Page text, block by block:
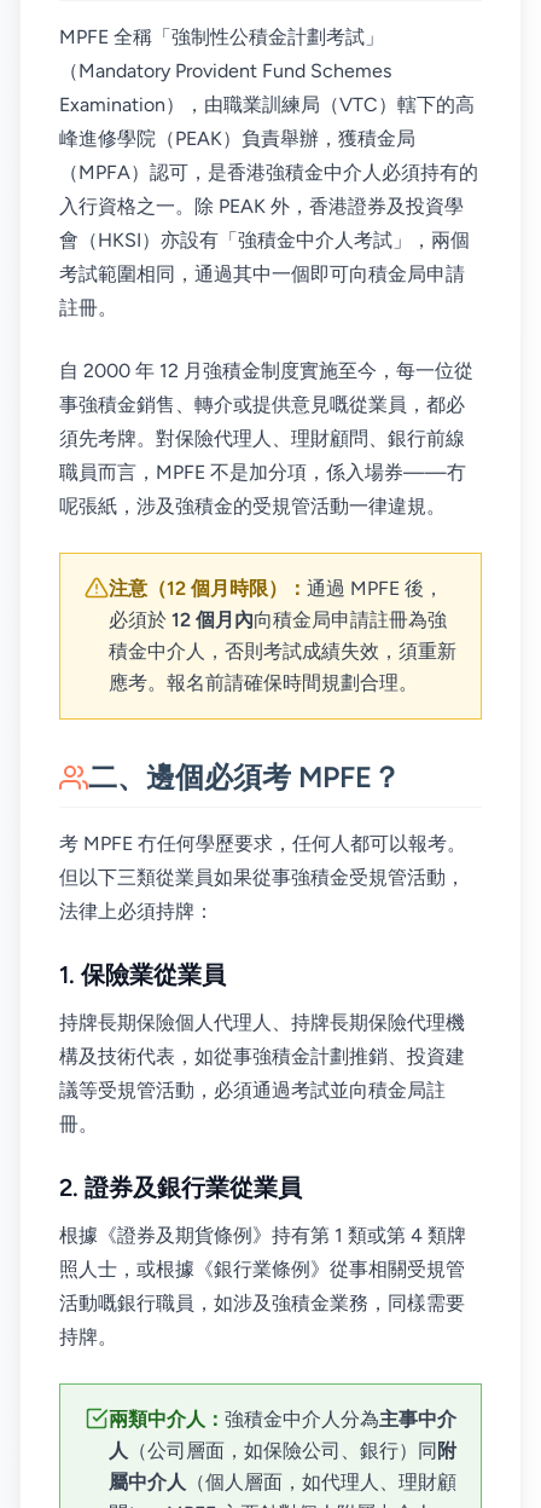
MPFE 全稱「強制性公積金計劃考試」
（Mandatory Provident Fund Schemes
Examination），由職業訓練局（VTC）轄下的高
峰進修學院（PEAK）負責舉辦，獲積金局
（MPFA）認可，是香港強積金中介人必須持有的
入行資格之一。除 PEAK 外，香港證券及投資學
會（HKSI）亦設有「強積金中介人考試」，兩個
考試範圍相同，通過其中一個即可向積金局申請
註冊。
自 2000 年 12 月強積金制度實施至今，每一位從
事強積金銷售、轉介或提供意見嘅從業員，都必
須先考牌。對保險代理人、理財顧問、銀行前線
職員而言，MPFE 不是加分項，係入場券——冇
呢張紙，涉及強積金的受規管活動一律違規。
注意（12 個月時限）： 通過 MPFE 後，
必須於 12 個月內向積金局申請註冊為強
積金中介人，否則考試成績失效，須重新
應考。報名前請確保時間規劃合理。
二、邊個必須考 MPFE？
考 MPFE 冇任何學歷要求，任何人都可以報考。
但以下三類從業員如果從事強積金受規管活動，
法律上必須持牌：
1. 保險業從業員
持牌長期保險個人代理人、持牌長期保險代理機
構及技術代表，如從事強積金計劃推銷、投資建
議等受規管活動，必須通過考試並向積金局註
冊。
2. 證券及銀行業從業員
根據《證券及期貨條例》持有第 1 類或第 4 類牌
照人士，或根據《銀行業條例》從事相關受規管
活動嘅銀行職員，如涉及強積金業務，同樣需要
持牌。
兩類中介人： 強積金中介人分為主事中介
人 （公司層面，如保險公司、銀行）同附
屬中介人 （個人層面，如代理人、理財顧